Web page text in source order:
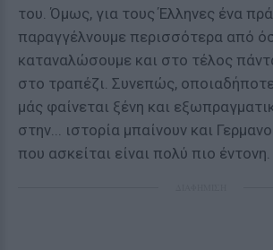
του. Όμως, για τους Έλληνες ένα
παραγγέλνουμε περισσότερα από
καταναλώσουμε και στο τέλος
στο τραπέζι. Συνεπώς,
μάς φαίνεται ξένη και
στην... ιστορία μπαίνουν και
που ασκείται είναι πολύ πιο έντονη.